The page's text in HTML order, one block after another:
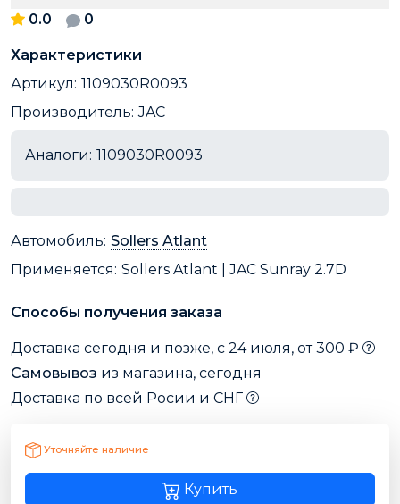
0.0 0
Характеристики
Артикул: 1109030R0093
Производитель: JAC
Аналоги: 1109030R0093
Автомобиль: Sollers Atlant
Применяется: Sollers Atlant | JAC Sunray 2.7D
Способы получения заказа
Доставка сегодня и позже, с 24 июля, от 300 ₽
Самовывоз из магазина, сегодня
Доставка по всей Росии и СНГ
Уточняйте наличие
Купить